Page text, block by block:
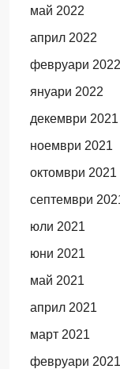
май 2022
април 2022
февруари 2022
януари 2022
декември 2021
ноември 2021
октомври 2021
септември
юли 2021
юни 2021
май 2021
април 2021
март 2021
февруари 2021